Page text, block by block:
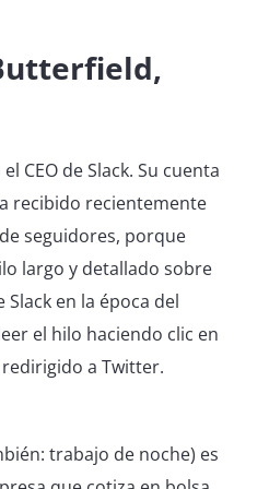
CEO de Slack. Su cuenta
recibido recientemente
seguidores, porque
largo y detallado sobre
Slack en la época del
el hilo haciendo clic en
a Twitter.
trabajo de noche) es